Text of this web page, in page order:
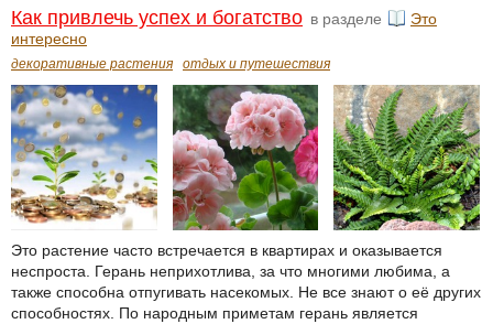
Как привлечь успех и богатство в разделе
Это
интересно
декоративные растения отдых и путешествия
Это растение часто встречается в квартирах и оказывается
неспроста. Герань неприхотлива, за что многими любима, а
также способна отпугивать насекомых. Не все знают о её других
способностях. По народным приметам герань является